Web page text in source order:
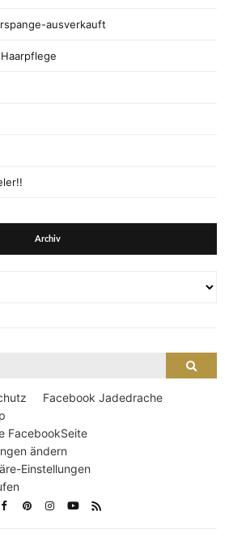
ausverkauft
Archiv
Facebook Jadedrache
FacebookSeite
ändern
Einstellungen